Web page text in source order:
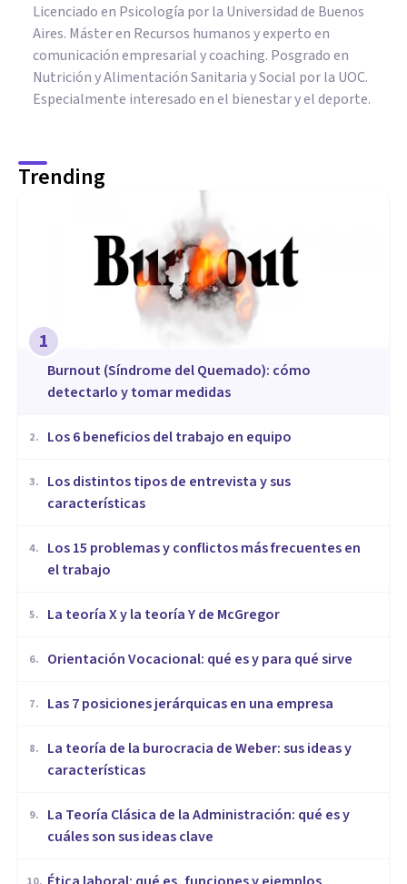
Licenciado en Psicología por la Universidad de Buenos
Aires. Máster en Recursos humanos y experto en
comunicación empresarial y coaching. Posgrado en
Nutrición y Alimentación Sanitaria y Social por la UOC.
Especialmente interesado en el bienestar y el deporte.
Trending
1
Burnout (Síndrome del Quemado): cómo
detectarlo y tomar medidas
2. ​Los 6 beneficios del trabajo en equipo
3.
​Los distintos tipos de entrevista y sus
características
4.
​Los 15 problemas y conflictos más frecuentes en
el trabajo
5. La teoría X y la teoría Y de McGregor
6. Orientación Vocacional: qué es y para qué sirve
7. Las 7 posiciones jerárquicas en una empresa
8.
La teoría de la burocracia de Weber: sus ideas y
características
9.
La Teoría Clásica de la Administración: qué es y
cuáles son sus ideas clave